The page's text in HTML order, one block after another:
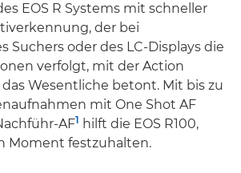
EOS R Systems mit schneller
der bei
Suchers oder des LC-Displays die
verfolgt, mit der Action
Wesentliche betont. Mit bis zu
mit One Shot AF
AF1 hilft die EOS R100,
Moment festzuhalten.